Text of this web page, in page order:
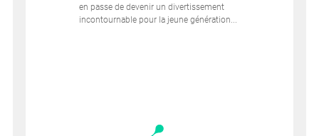
en passe de devenir un divertissement
incontournable pour la jeune génération...